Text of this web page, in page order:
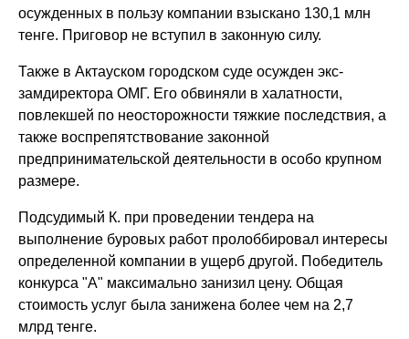
осужденных в пользу компании взыскано 130,1 млн
тенге. Приговор не вступил в законную силу.
Также в Актауском городском суде осужден экс-
замдиректора ОМГ. Его обвиняли в халатности,
повлекшей по неосторожности тяжкие последствия, а
также воспрепятствование законной
предпринимательской деятельности в особо крупном
размере.
Подсудимый К. при проведении тендера на
выполнение буровых работ пролоббировал интересы
определенной компании в ущерб другой. Победитель
конкурса "А" максимально занизил цену. Общая
стоимость услуг была занижена более чем на 2,7
млрд тенге.